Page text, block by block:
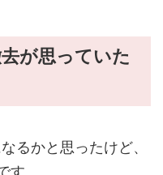
が思っていた
るかと思ったけど、
す。